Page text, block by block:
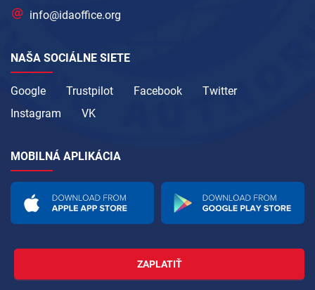
info@idaoffice.org
NAŠA SOCIÁLNE SIETE
Google Trustpilot Facebook
Twitter
Instagram
VK
MOBILNÁ APLIKÁCIA
ZAPLATIŤ